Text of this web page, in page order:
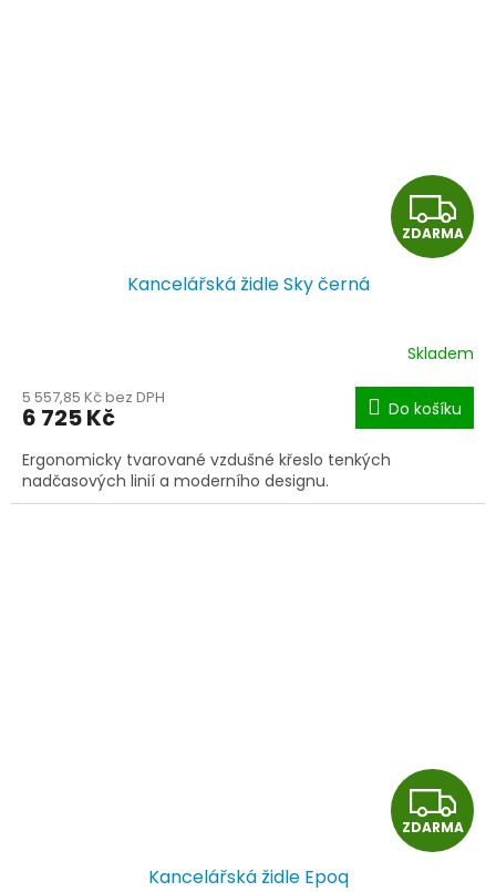
Z
D
R
M
A
ZDARMA
Kancelářská židle Sky černá
Skladem
5 557,85 Kč bez DPH
6 725 Kč Do košíku
Ergonomicky tvarované vzdušné křeslo tenkých
nadčasových linií a moderního designu.
Z
D
ZDARMA
Kancelářská židle Epoq